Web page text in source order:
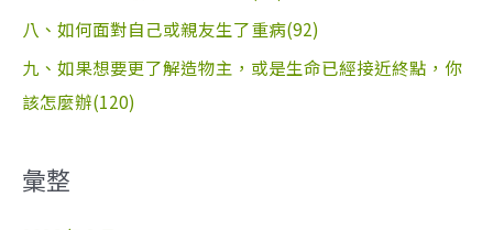
八、如何面對自己或親友生了重病(92)
九、如果想要更了解造物主，或是生命已經接近終點，你
該怎麼辦(120)
彙整